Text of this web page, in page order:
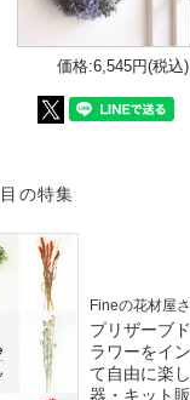
価格:6,545円(税込)